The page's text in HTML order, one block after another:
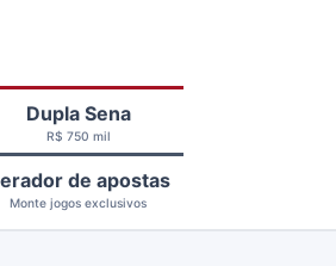
Dupla Sena
R$ 750 mil
de apostas
Monte jogos exclusivos